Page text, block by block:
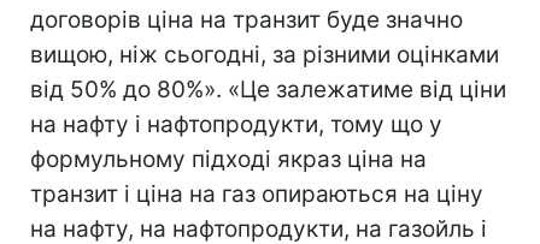
договорів ціна на транзит буде значно
вищою, ніж сьогодні, за різними оцінками
від 50% до 80%». «Це залежатиме від ціни
на нафту і нафтопродукти, тому що у
формульному підході якраз ціна на
транзит і ціна на газ опираються на ціну
на нафту, на нафтопродукти, на газойль і